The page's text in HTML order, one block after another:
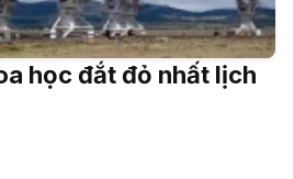
học đắt đỏ nhất lịch